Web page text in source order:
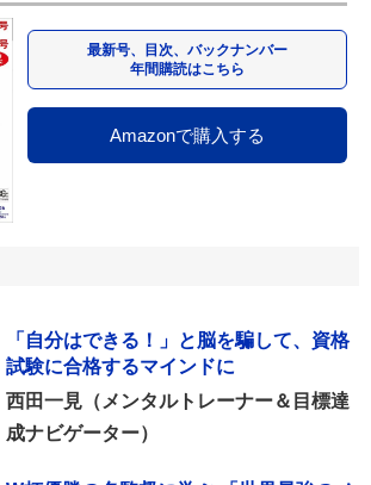
最新号、目次、バックナンバー
年間購読はこちら
Amazonで購入する
「自分はできる！」と脳を騙して、資格
試験に合格するマインドに
西田一見（メンタルトレーナー＆目標達
成ナビゲーター）